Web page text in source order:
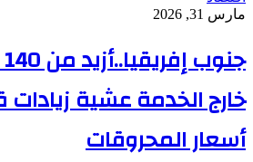
مارس 31, 2026
خارج الخدمة عشية
أسعار المحروقات